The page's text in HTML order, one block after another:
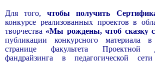
Для того,чтобы получить
конкурсе реализованных проектов в
творчества «Мы рождены, чтоб сказку
публикации конкурсного материала
странице факультета Проектной
фандрайзинга в педагогической